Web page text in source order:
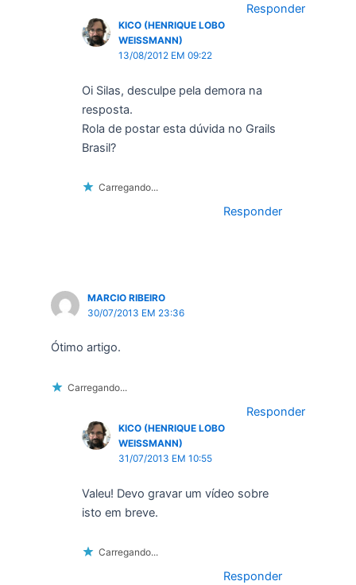
Responder
KICO (HENRIQUE LOBO
WEISSMANN)
13/08/2012 EM 09:22
Oi Silas, desculpe pela demora na
resposta.
Rola de postar esta dúvida no Grails
Brasil?
Carregando...
Responder
MARCIO RIBEIRO
30/07/2013 EM 23:36
Ótimo artigo.
Carregando...
Responder
KICO (HENRIQUE LOBO
WEISSMANN)
31/07/2013 EM 10:55
Valeu! Devo gravar um vídeo sobre
isto em breve.
Carregando...
Responder